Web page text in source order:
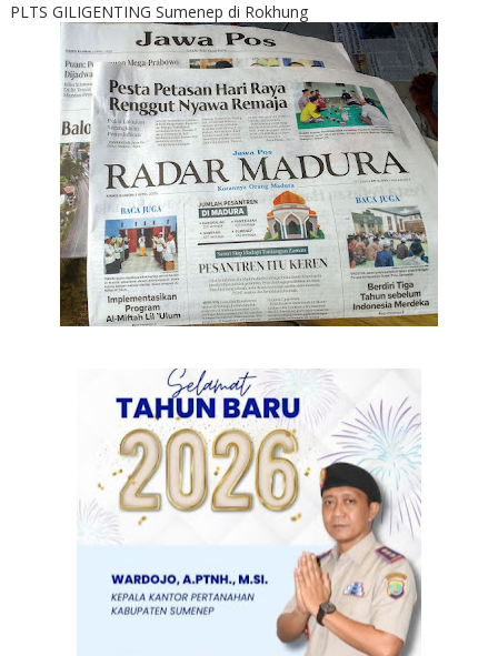
PLTS GILIGENTING Sumenep di Rokhung